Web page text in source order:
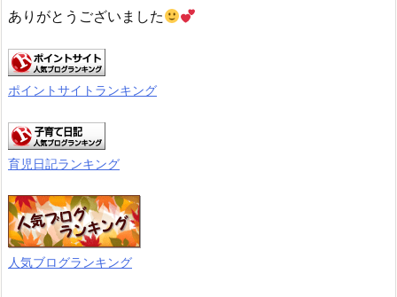
ありがとうございました
ポイントサイトランキング
育児日記ランキング
人気ブログランキング